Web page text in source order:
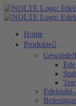
Zum
Inhalt
Home
Produkte